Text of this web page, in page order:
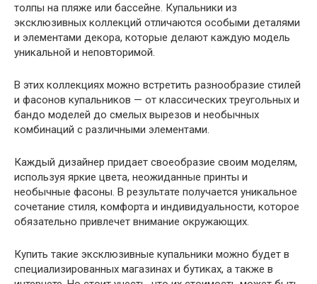
толпы на пляже или бассейне. Купальники из
эксклюзивных коллекций отличаются особыми деталями
и элементами декора, которые делают каждую модель
уникальной и неповторимой.
В этих коллекциях можно встретить разнообразие стилей
и фасонов купальников — от классических треугольных и
бандо моделей до смелых вырезов и необычных
комбинаций с различными элементами.
Каждый дизайнер придает своеобразие своим моделям,
используя яркие цвета, неожиданные принты и
необычные фасоны. В результате получается уникальное
сочетание стиля, комфорта и индивидуальности, которое
обязательно привлечет внимание окружающих.
Купить такие эксклюзивные купальники можно будет в
специализированных магазинах и бутиках, а также в